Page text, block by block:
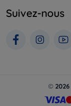
Suivez-nous
© 2026